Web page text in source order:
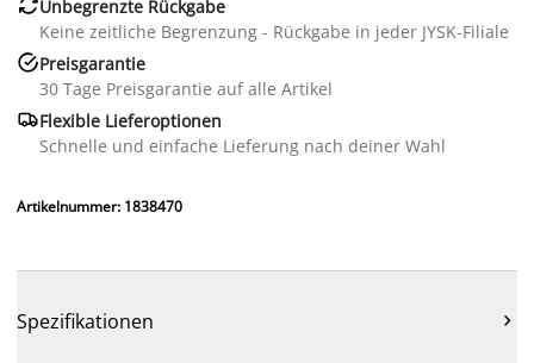
Unbegrenzte Rückgabe
Keine zeitliche Begrenzung - Rückgabe in jeder JYSK-Filiale
Preisgarantie
30 Tage Preisgarantie auf alle Artikel
Flexible Lieferoptionen
Schnelle und einfache Lieferung nach deiner Wahl
Artikelnummer: 1838470
Spezifikationen 